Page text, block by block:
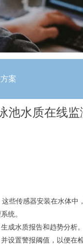
些传感器安装在水体中
统。
成水质报告和趋势分析。
设置警报阈值，以便在
池水质在线监
案